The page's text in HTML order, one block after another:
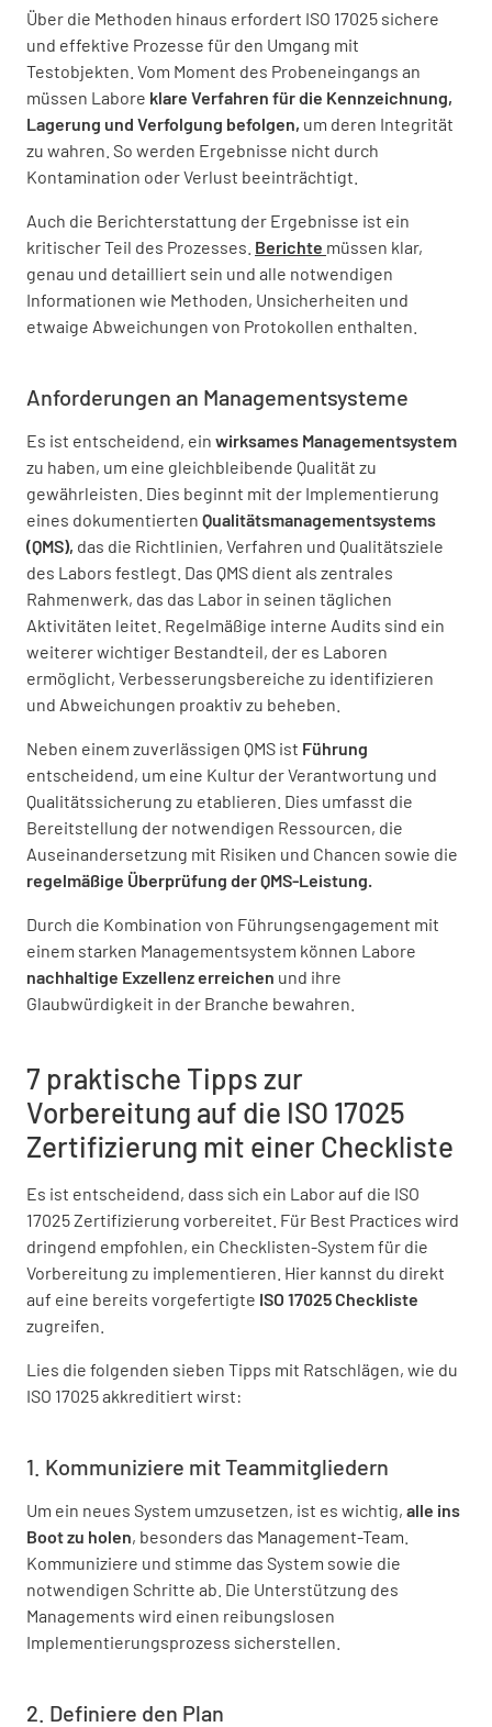
Über die Methoden hinaus erfordert ISO 17025 sichere
und effektive Prozesse für den Umgang mit
Testobjekten. Vom Moment des Probeneingangs an
müssen Labore klare Verfahren für die Kennzeichnung,
Lagerung und Verfolgung befolgen, um deren Integrität
zu wahren. So werden Ergebnisse nicht durch
Kontamination oder Verlust beeinträchtigt.
Auch die Berichterstattung der Ergebnisse ist ein
kritischer Teil des Prozesses. Berichte müssen klar,
genau und detailliert sein und alle notwendigen
Informationen wie Methoden, Unsicherheiten und
etwaige Abweichungen von Protokollen enthalten.
Anforderungen an Managementsysteme
Es ist entscheidend, ein wirksames Managementsystem
zu haben, um eine gleichbleibende Qualität zu
gewährleisten. Dies beginnt mit der Implementierung
eines dokumentierten Qualitätsmanagementsystems
(QMS), das die Richtlinien, Verfahren und Qualitätsziele
des Labors festlegt. Das QMS dient als zentrales
Rahmenwerk, das das Labor in seinen täglichen
Aktivitäten leitet. Regelmäßige interne Audits sind ein
weiterer wichtiger Bestandteil, der es Laboren
ermöglicht, Verbesserungsbereiche zu identifizieren
und Abweichungen proaktiv zu beheben.
Neben einem zuverlässigen QMS ist Führung
entscheidend, um eine Kultur der Verantwortung und
Qualitätssicherung zu etablieren. Dies umfasst die
Bereitstellung der notwendigen Ressourcen, die
Auseinandersetzung mit Risiken und Chancen sowie die
regelmäßige Überprüfung der QMS-Leistung.
Durch die Kombination von Führungsengagement mit
einem starken Managementsystem können Labore
nachhaltige Exzellenz erreichen und ihre
Glaubwürdigkeit in der Branche bewahren.
7 praktische Tipps zur
Vorbereitung auf die ISO 17025
Zertifizierung mit einer Checkliste
Es ist entscheidend, dass sich ein Labor auf die ISO
17025 Zertifizierung vorbereitet. Für Best Practices wird
dringend empfohlen, ein Checklisten-System für die
Vorbereitung zu implementieren. Hier kannst du direkt
auf eine bereits vorgefertigte ISO 17025 Checkliste
zugreifen.
Lies die folgenden sieben Tipps mit Ratschlägen, wie du
ISO 17025 akkreditiert wirst:
1. Kommuniziere mit Teammitgliedern
Um ein neues System umzusetzen, ist es wichtig, alle ins
Boot zu holen, besonders das Management-Team.
Kommuniziere und stimme das System sowie die
notwendigen Schritte ab. Die Unterstützung des
Managements wird einen reibungslosen
Implementierungsprozess sicherstellen.
2. Definiere den Plan